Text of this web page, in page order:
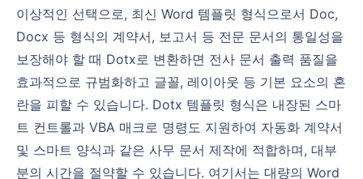
이상적인 선택으로, 최신 Word 템플릿 형식으로서 Doc,
Docx 등 형식의 계약서, 보고서 등 전문 문서의 통일성을
보장해야 할 때 Dotx로 변환하면 전사 문서 출력 품질을
효과적으로 규범화하고 글꼴, 레이아웃 등 기본 요소의 혼
란을 피할 수 있습니다. Dotx 템플릿 형식은 내장된 스마
트 컨트롤과 VBA 매크로 명령도 지원하여 자동화 계약서
및 스마트 양식과 같은 사무 문서 제작에 적합하며, 대부
분의 시간을 절약할 수 있습니다. 여기서는 대량의 Word